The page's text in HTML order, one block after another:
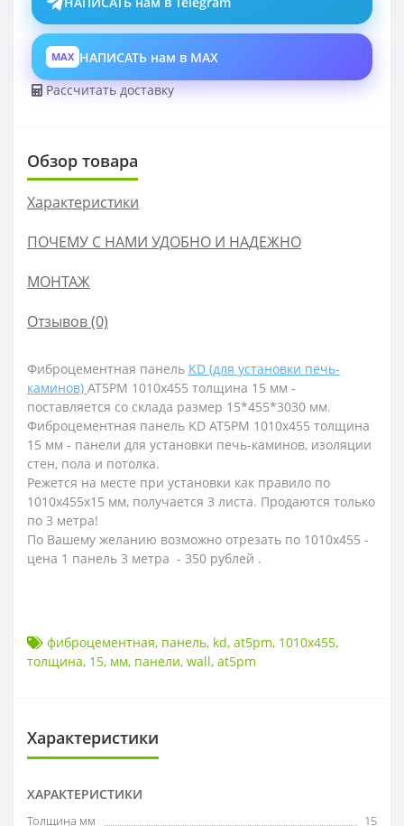
MAX НАПИСАТЬ нам в MAX
Рассчитать доставку
Обзор товара
Характеристики
ПОЧЕМУ С НАМИ УДОБНО И НАДЕЖНО
МОНТАЖ
Отзывов (0)
Фиброцементная панель KD (для установки печь-
каминов) AT5PM 1010х455 толщина 15 мм -
поставляется со склада размер 15*455*3030 мм.
Фиброцементная панель KD AT5PM 1010х455 толщина
15 мм - панели для установки печь-каминов, изоляции
стен, пола и потолка.
Режется на месте при установки как правило по
1010х455х15 мм, получается 3 листа. Продаются только
по 3 метра!
По Вашему желанию возможно отрезать по 1010х455 -
цена 1 панель 3 метра - 350 рублей .
фиброцементная, панель, kd, at5pm, 1010х455,
толщина, 15, мм, панели, wall, at5pm
Характеристики
ХАРАКТЕРИСТИКИ
Толщина мм 15